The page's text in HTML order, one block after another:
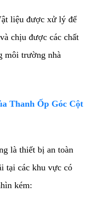
liệu được xử lý để
chịu được các chất
môi trường nhà
Thanh Ốp Góc Cột
là thiết bị an toàn
tại các khu vực có
kém: